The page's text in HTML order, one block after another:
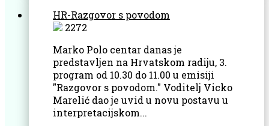
HR-Razgovor s povodom
2272
Marko Polo centar danas je
predstavljen na Hrvatskom radiju, 3.
program od 10.30 do 11.00 u emisiji
"Razgovor s povodom." Voditelj Vicko
Marelić dao je uvid u novu postavu u
interpretacijskom...